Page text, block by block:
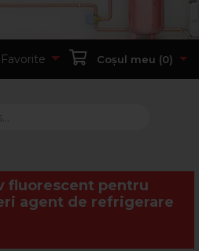
Favorite Coșul meu (0)
fluorescent pentru
agent de refrigerare